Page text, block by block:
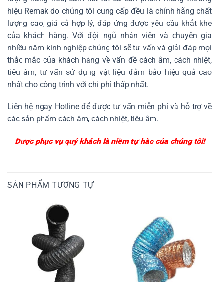
hiệu Remak do chúng tôi cung cấp đều là chính hãng chất
lượng cao, giá cả hợp lý, đáp ứng được yêu cầu khắt khe
của khách hàng. Với đội ngũ nhân viên và chuyên gia
nhiều năm kinh nghiệp chúng tôi sẽ tư vấn và giải đáp mọi
thắc mắc của khách hàng về vấn đề cách âm, cách nhiệt,
tiêu âm, tư vấn sử dụng vật liệu đảm bảo hiệu quả cao
nhất cho công trình với chi phí thấp nhất.
Liên hệ ngay Hotline để được tư vấn miễn phí và hỗ trợ về
các sản phẩm cách âm, cách nhiệt, tiêu âm.
Được phục vụ quý khách là niềm tự hào của chúng tôi!
SẢN PHẨM TƯƠNG TỰ